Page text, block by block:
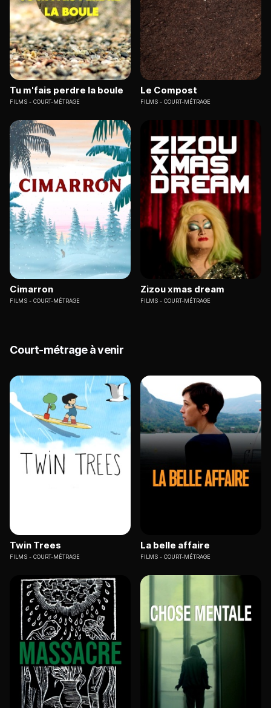
Tu m'fais perdre la boule
FILMS COURT-MÉTRAGE
Le Compost
FILMS COURT-MÉTRAGE
Cimarron
FILMS COURT-MÉTRAGE
Zizou xmas dream
FILMS COURT-MÉTRAGE
Court-métrage à venir
Twin Trees
FILMS COURT-MÉTRAGE
La belle affaire
FILMS COURT-MÉTRAGE